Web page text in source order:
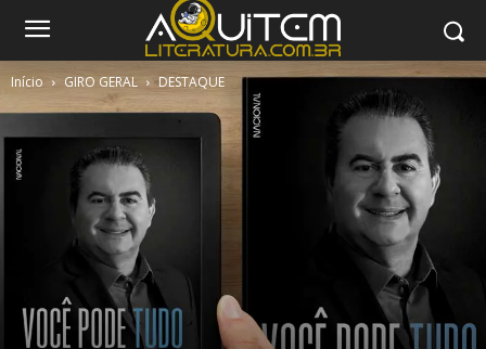
Início GIRO GERAL DESTAQUE